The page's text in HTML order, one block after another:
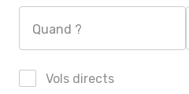
Quand ?
Vols directs